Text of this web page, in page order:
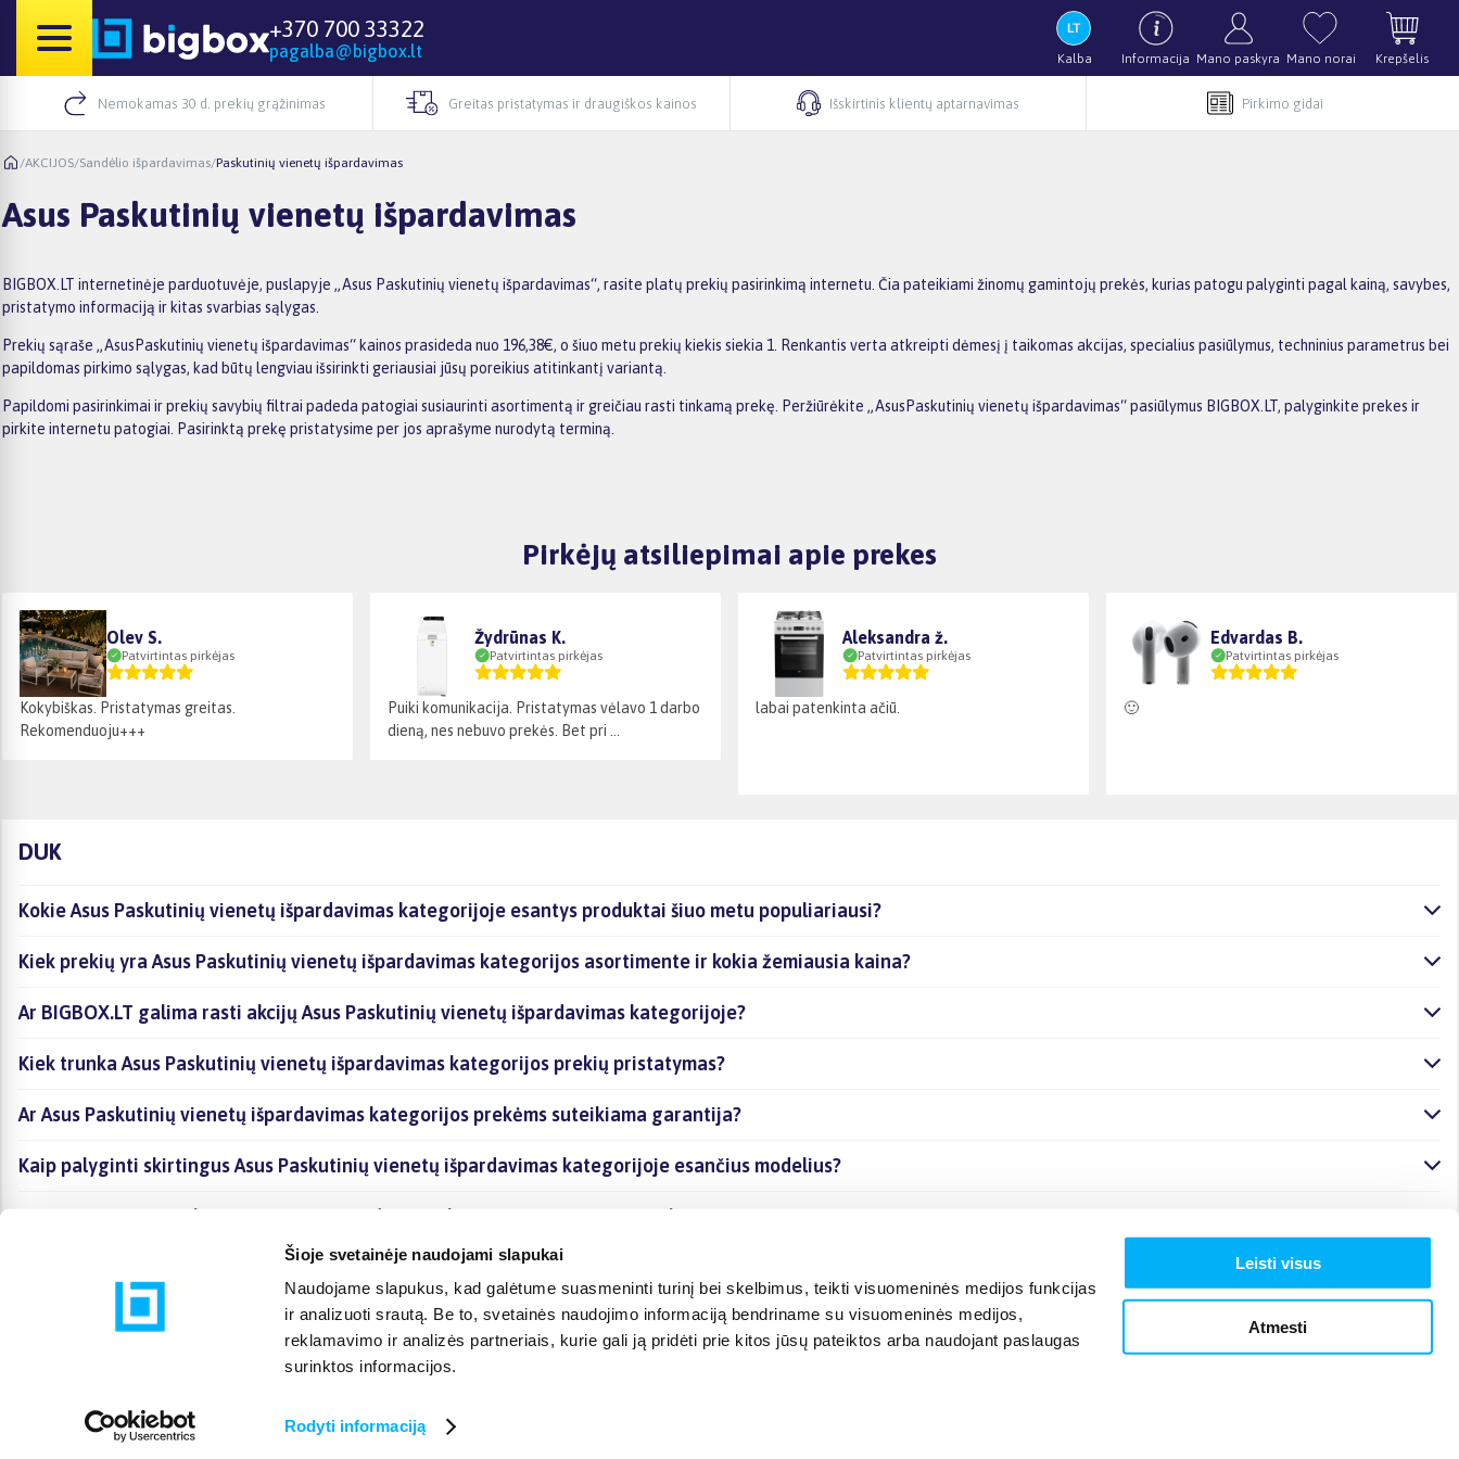
Šioje svetainėje naudojami slapukai
Naudojame slapukus, kad galėtume suasmeninti turinį bei skelbimus, teikti visuomeninės medijos funkcijas
ir analizuoti srautą. Be to, svetainės naudojimo informaciją bendriname su visuomeninės medijos,
reklamavimo ir analizės partneriais, kurie gali ją pridėti prie kitos jūsų pateiktos arba naudojant paslaugas
surinktos informacijos.
Rodyti informaciją
Leisti visus
Atmesti
+370 700 33322
pagalba@bigbox.lt Kalba Informacija Mano paskyra Mano norai Krepšelis
Nemokamas 30 d. prekių grąžinimas Greitas pristatymas ir draugiškos kainos Išskirtinis klientų aptarnavimas Pirkimo gidai
/AKCIJOS/Sandėlio išpardavimas/Paskutinių vienetų išpardavimas
Asus Paskutinių vienetų išpardavimas
BIGBOX.LT internetinėje parduotuvėje, puslapyje „Asus Paskutinių vienetų išpardavimas“, rasite platų prekių pasirinkimą internetu. Čia pateikiami žinomų gamintojų prekės, kurias patogu palyginti pagal kainą, savybes,
pristatymo informaciją ir kitas svarbias sąlygas.
Prekių sąraše „AsusPaskutinių vienetų išpardavimas“ kainos prasideda nuo 196,38€, o šiuo metu prekių kiekis siekia 1. Renkantis verta atkreipti dėmesį į taikomas akcijas, specialius pasiūlymus, techninius parametrus bei
papildomas pirkimo sąlygas, kad būtų lengviau išsirinkti geriausiai jūsų poreikius atitinkantį variantą.
Papildomi pasirinkimai ir prekių savybių filtrai padeda patogiai susiaurinti asortimentą ir greičiau rasti tinkamą prekę. Peržiūrėkite „AsusPaskutinių vienetų išpardavimas“ pasiūlymus BIGBOX.LT, palyginkite prekes ir
pirkite internetu patogiai. Pasirinktą prekę pristatysime per jos aprašyme nurodytą terminą.
Pirkėjų atsiliepimai apie prekes
Olev S.
Patvirtintas pirkėjas
Kokybiškas. Pristatymas greitas.
Rekomenduoju+++
Žydrūnas K.
Patvirtintas pirkėjas
Puiki komunikacija. Pristatymas vėlavo 1 darbo
dieną, nes nebuvo prekės. Bet pri ...
Aleksandra ž.
Patvirtintas pirkėjas
labai patenkinta ačiū.
Edvardas B.
Patvirtintas pirkėjas
🙂
DUK
Kokie Asus Paskutinių vienetų išpardavimas kategorijoje esantys produktai šiuo metu populiariausi?
Kiek prekių yra Asus Paskutinių vienetų išpardavimas kategorijos asortimente ir kokia žemiausia kaina?
Ar BIGBOX.LT galima rasti akcijų Asus Paskutinių vienetų išpardavimas kategorijoje?
Kiek trunka Asus Paskutinių vienetų išpardavimas kategorijos prekių pristatymas?
Ar Asus Paskutinių vienetų išpardavimas kategorijos prekėms suteikiama garantija?
Kaip palyginti skirtingus Asus Paskutinių vienetų išpardavimas kategorijoje esančius modelius?
Kaip įsigyti Asus Paskutinių vienetų išpardavimas kategorijoje esančias prekes internetu?